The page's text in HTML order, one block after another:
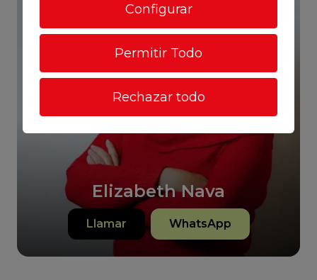
Elizabeth Nava
Llamar WhatsApp
Configurar
Permitir Todo
Rechazar todo